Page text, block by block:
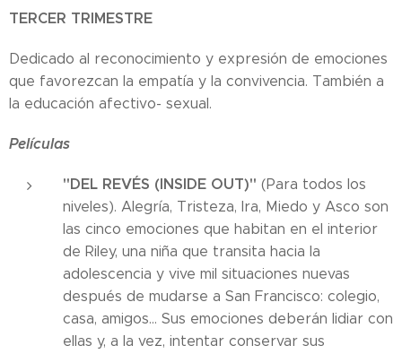
TERCER TRIMESTRE
Dedicado al reconocimiento y expresión de emociones
que favorezcan la empatía y la convivencia. También a
la educación afectivo- sexual.
Películas
"DEL REVÉS (INSIDE OUT)" (Para todos los
niveles). Alegría, Tristeza, Ira, Miedo y Asco son
las cinco emociones que habitan en el interior
de Riley, una niña que transita hacia la
adolescencia y vive mil situaciones nuevas
después de mudarse a San Francisco: colegio,
casa, amigos... Sus emociones deberán lidiar con
ellas y, a la vez, intentar conservar sus